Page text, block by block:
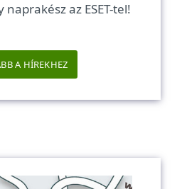
az ESET-tel!
A HÍREKHEZ